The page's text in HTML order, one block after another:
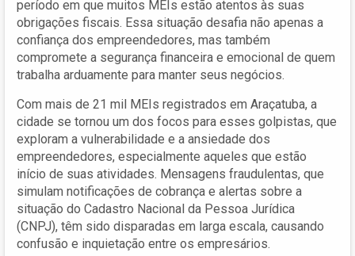
período em que muitos MEIs estão atentos às suas
obrigações fiscais. Essa situação desafia não apenas a
confiança dos empreendedores, mas também
compromete a segurança financeira e emocional de quem
trabalha arduamente para manter seus negócios.
Com mais de 21 mil MEIs registrados em Araçatuba, a
cidade se tornou um dos focos para esses golpistas, que
exploram a vulnerabilidade e a ansiedade dos
empreendedores, especialmente aqueles que estão
início de suas atividades. Mensagens fraudulentas, que
simulam notificações de cobrança e alertas sobre a
situação do Cadastro Nacional da Pessoa Jurídica
(CNPJ), têm sido disparadas em larga escala, causando
confusão e inquietação entre os empresários.